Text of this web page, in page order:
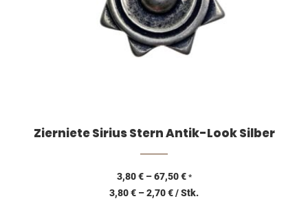
Zierniete Sirius Stern Antik-Look Silber
3,80€–67,50€ *
3,80€ –2,70€/Stk.